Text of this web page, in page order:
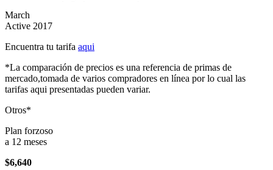
March
Active 2017
Encuentra tu tarifa aqui
*La comparación de precios es una referencia de primas de
mercado,tomada de varios compradores en línea por lo cual las
tarifas aqui presentadas pueden variar.
Otros*
Plan forzoso
a 12 meses
$6,640